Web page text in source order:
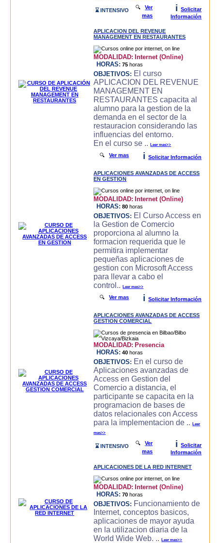
⌛ INTENSIVO 🔍Ver
mas
i
Solicitar
Información
APLICACION DEL REVENUE
MANAGEMENT EN RESTAURANTES
MODALIDAD: Internet (Online)
HORAS: 75 horas
OBJETIVOS: El curso
APLICACION DEL REVENUE
MANAGEMENT EN
RESTAURANTES capacita al
alumno para la gestion de la
demanda en el sector de la
restauracion considerando las
influencias del entorno.
En el curso se ..Leer mas>>
🔍Ver mas i Solicitar Información
APLICACIONES AVANZADAS DE ACCESS
EN GESTION
MODALIDAD: Internet (Online)
HORAS: 80 horas
OBJETIVOS: El Curso Access en
la Gestion de Comercio
proporciona al alumno la
formacion requerida que le
permitira implementar
pequeñas aplicaciones de
gestion con Microsoft Access
para llevar a cabo el
control..Leer mas>>
🔍Ver mas i Solicitar Información
APLICACIONES AVANZADAS DE ACCESS
GESTION COMERCIAL
MODALIDAD: Presencia
HORAS: 40 horas
OBJETIVOS: En el curso de
Aplicaciones avanzadas de
Access en Gestion del
Comercio a distancia, el
participante se capacita en la
programacion de bases de
datos relacionales con Access
para la implementacion de ..Leer
mas>>
⌛ INTENSIVO 🔍Ver
mas
i
Solicitar
Información
APLICACIONES DE LA RED INTERNET
MODALIDAD: Internet (Online)
HORAS: 70 horas
OBJETIVOS: Funcionamiento de
Internet, conceptos basicos,
aplicaciones de mayor ayuda
en la utilizacion diaria de la
World Wide Web. ..Leer mas>>